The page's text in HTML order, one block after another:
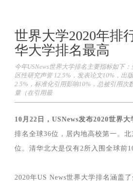
世界大学2020年排
华大学排名最高
今年USNews世界大学排名主要指标如下
区性研究声誉 12.5%，发表论文10%，出
2.5%，标准化引用影响10%，总被引用次
量（在引用最
10 月22日，USNews发布2020世界大
排名全球36位，居内地高校第一。
位。清华北大是仅有2所入围全球前
2020年US News世界大学排名涵盖